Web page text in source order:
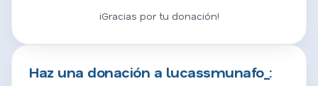
¡Gracias por tu donación!
Haz una donación a lucassmunafo_: